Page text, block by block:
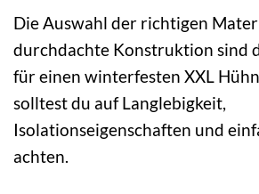
Die Auswahl der richtigen
durchdachte Konstruktion sind
für einen winterfesten XXL
solltest du auf Langlebigkeit,
Isolationseigenschaften und
achten.